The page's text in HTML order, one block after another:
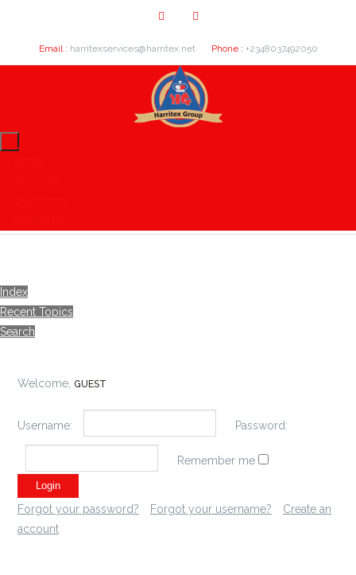
Email : harritexservices@harritex.net Phone : +2348037492050
Index
Recent Topics
Search
Welcome, GUEST
Username: Password:
Remember me
Forgot your password? Forgot your username?
Create an
account